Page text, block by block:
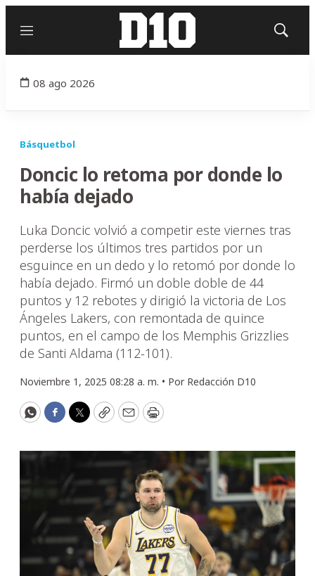
Menú
Mostrar
08 ago 2026
Básquetbol
Doncic lo retoma por donde lo
había dejado
Luka Doncic volvió a competir este viernes tras
perderse los últimos tres partidos por un
esguince en un dedo y lo retomó por donde lo
había dejado. Firmó un doble doble de 44
puntos y 12 rebotes y dirigió la victoria de Los
Ángeles Lakers, con remontada de quince
puntos, en el campo de los Memphis Grizzlies
de Santi Aldama (112-101).
Noviembre 1, 2025 08:28 a. m. • Por Redacción D10
WhatsApp
Facebook
Twitter
CopyEmailPrint